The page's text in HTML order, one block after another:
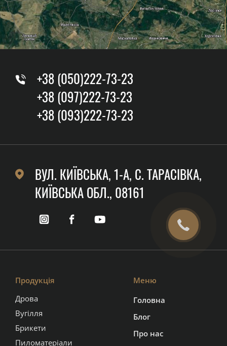
+38 (050)222-73-23
+38 (097)222-73-23
+38 (093)222-73-23
ВУЛ. КИЇВСЬКА, 1-А, C. ТАРАСІВКА,
КИЇВСЬКА ОБЛ., 08161
Продукція
Дрова
Вугілля
Брикети
Пиломатеріали
Меню
Головна
Блог
Про нас